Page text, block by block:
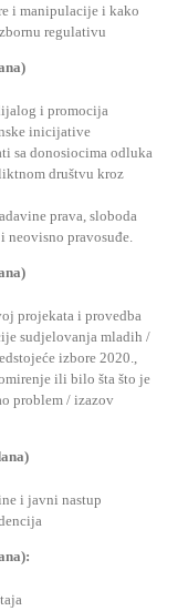
i manipulacije i kako
regulativu
i promocija
inicijative
sa donosiocima odluka
društvu kroz
prava, sloboda
neovisno pravosuđe.
projekata i provedba
sudjelovanja mladih /
izbore 2020.,
ili bilo šta što je
problem / izazov
i javni nastup